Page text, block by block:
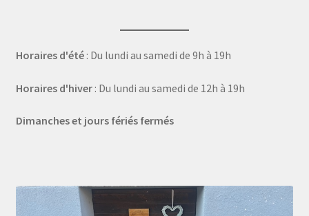
Horaires d'été: Du lundi au samedi de 9h à 19h
Horaires d'hiver: Du lundi au samedi de 12h à 19h
Dimanches et jours fériés fermés